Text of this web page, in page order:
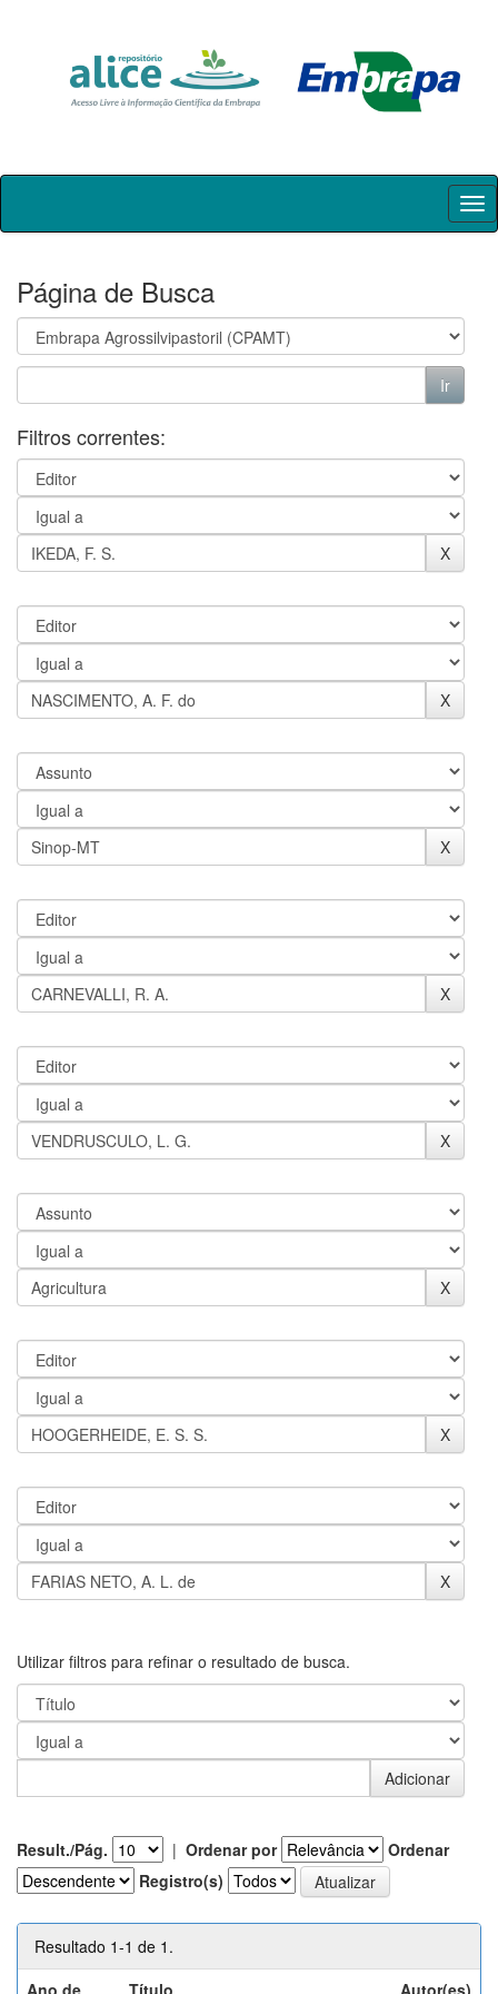
Skip
Página de Busca
Filtros correntes:
Utilizar filtros para refinar o resultado de busca.
Result./Pág. | Ordenar por
Ordenar
Registro(s)
Resultado 1-1 de 1.
Ano de
Título Autor(es)